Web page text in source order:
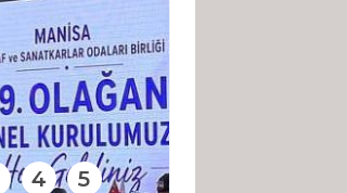
4 5